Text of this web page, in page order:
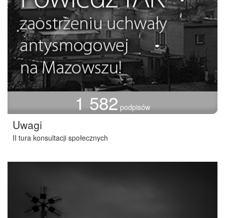
1 582 podpisów
Uwagi
II tura konsultacji społecznych